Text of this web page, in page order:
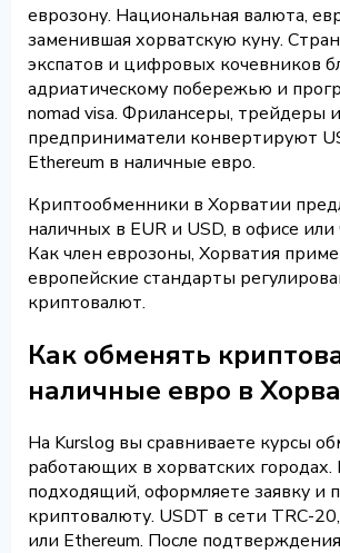
еврозону. Национальная валюта,
заменившая хорватскую куну.
экспатов и цифровых кочевников
адриатическому побережью и
nomad visa. Фрилансеры, трейдеры и
предприниматели конвертируют
Ethereum в наличные евро.
Криптообменники в Хорватии
наличных в EUR и USD, в офисе или
Как член еврозоны, Хорватия
европейские стандарты
криптовалют.
Как обменять
наличные евро в
На Kurslog вы сравниваете курсы
работающих в хорватских
подходящий, оформляете заявку и
криптовалюту. USDT в сети TRC-
или Ethereum. После